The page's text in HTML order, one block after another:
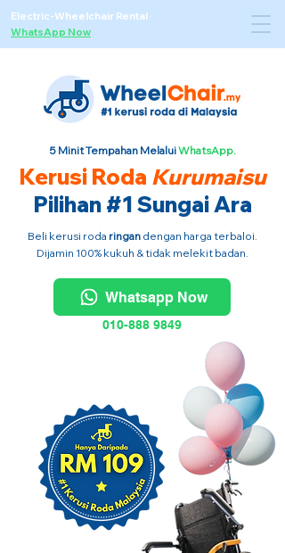
Electric-Wheelchair Rental ·
WhatsApp Now
5 Minit Tempahan MelaluiWhatsApp.
Kerusi Roda Kurumaisu
Pilihan #1 Sungai Ara
Beli kerusi roda ringan dengan harga terbaloi.
Dijamin 100% kukuh & tidak melekit badan.
Whatsapp Now
010-888 9849